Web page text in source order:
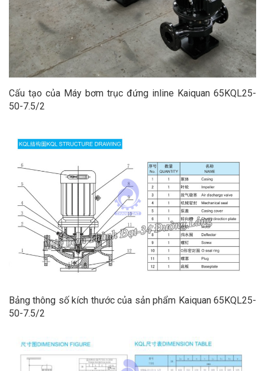
Cấu tạo của Máy bơm trục đứng inline Kaiquan 65KQL25-
50-7.5/2
Bảng thông số kích thước của sản phẩm Kaiquan 65KQL25-
50-7.5/2